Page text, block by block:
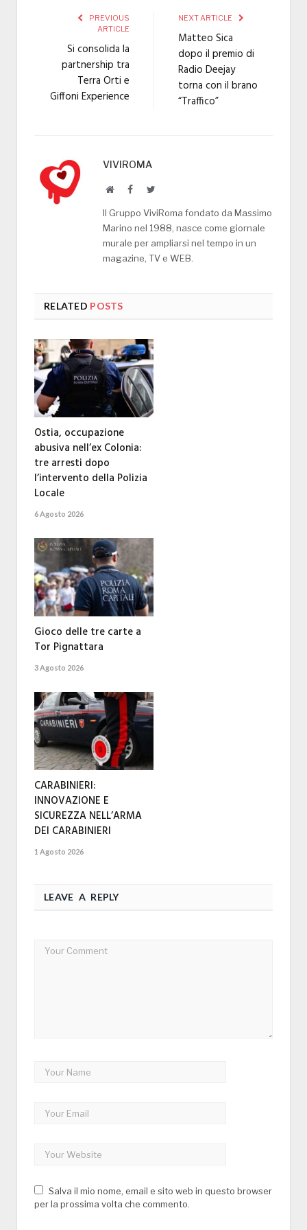
PREVIOUS
ARTICLE
Si consolida la
partnership tra
Terra Orti e
Giffoni Experience
NEXT ARTICLE
Matteo Sica
dopo il premio di
Radio Deejay
torna con il brano
“Traffico”
VIVIROMA
WebsiteFacebookTwitter
Il Gruppo ViviRoma fondato da Massimo
Marino nel 1988, nasce come giornale
murale per ampliarsi nel tempo in un
magazine, TV e WEB.
RELATED POSTS
Ostia, occupazione
abusiva nell’ex Colonia:
tre arresti dopo
l’intervento della Polizia
Locale
6 Agosto 2026
Gioco delle tre carte a
Tor Pignattara
3 Agosto 2026
CARABINIERI:
INNOVAZIONE E
SICUREZZA NELL’ARMA
DEI CARABINIERI
1 Agosto 2026
LEAVE A REPLY
Salva il mio nome, email e sito web in questo browser
per la prossima volta che commento.